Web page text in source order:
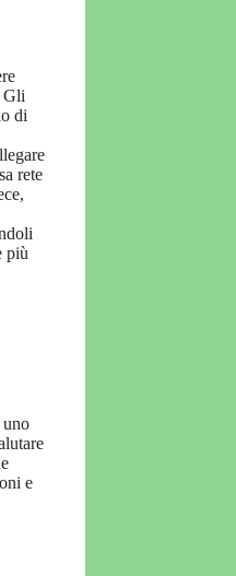
Gli
di
rete
più
uno
e